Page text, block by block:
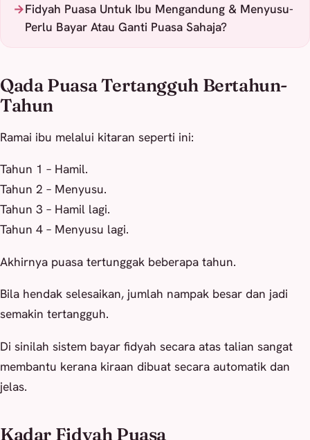
Fidyah Puasa Untuk Ibu Mengandung & Menyusu-
Perlu Bayar Atau Ganti Puasa Sahaja?
Qada Puasa Tertangguh Bertahun-
Tahun
Ramai ibu melalui kitaran seperti ini:
Tahun 1 – Hamil.
Tahun 2 – Menyusu.
Tahun 3 – Hamil lagi.
Tahun 4 – Menyusu lagi.
Akhirnya puasa tertunggak beberapa tahun.
Bila hendak selesaikan, jumlah nampak besar dan jadi
semakin tertangguh.
Di sinilah sistem bayar fidyah secara atas talian sangat
membantu kerana kiraan dibuat secara automatik dan
jelas.
Kadar Fidyah Puasa